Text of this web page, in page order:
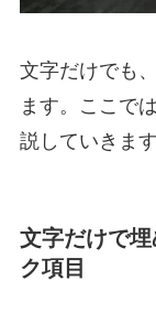
文字だけでも
ます。ここで
説していきます
文字だけで
ク項目